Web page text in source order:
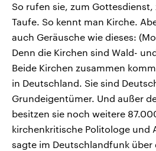
So rufen sie, zum
Taufe. So kennt man Kirche.
auch Geräusche wie dieses:
Denn die Kirchen sind Wald-
Beide Kirchen zusammen
in Deutschland. Sie sind
Grundeigentümer. Und außer
besitzen sie noch weitere
kirchenkritische Politologe und
sagte im Deutschlandfunk über